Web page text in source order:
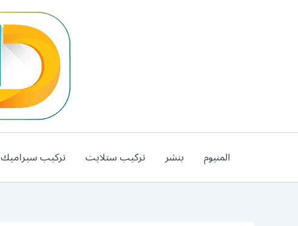
المنيوم بنشر تركيب ستلايت تركيب سيراميك